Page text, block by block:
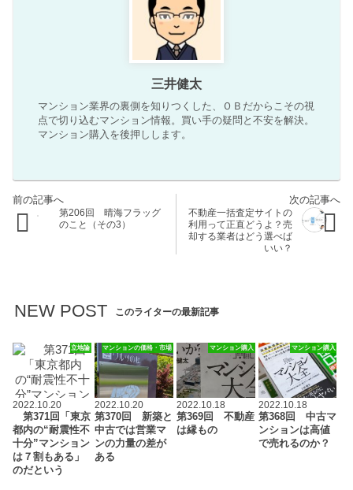
三井健太
マンション業界の裏側を知りつくした、ＯＢだからこその視
点で切り込むマンション情報。買い手の疑問と不安を解決。
マンション購入を後押しします。
第206回 晴海フラッグ
のこと（その3）
不動産一括査定サイトの
利用って正直どうよ？売
却する業者はどう選べば
いい？
NEW POST このライターの最新記事
立地論
2022.10.20
第371回「東京
都内の“耐震性不
十分”マンション
は７割もある」
のだという
マンションの価格・市場
2022.10.20
第370回 新築と
中古では営業マ
ンの力量の差が
ある
マンション購入
2022.10.18
第369回 不動産
は縁もの
マンション購入
2022.10.18
第368回 中古マ
ンションは高値
で売れるのか？